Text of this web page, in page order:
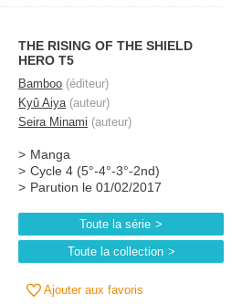
THE RISING OF THE SHIELD
HERO T5
Bamboo (éditeur)
Kyû Aiya(auteur)
Seira Minami (auteur)
Manga
Cycle 4 (5°-4°-3°-2nd)
Parution le 01/02/2017
Toute la série
Toute la collection
Ajouter aux favoris